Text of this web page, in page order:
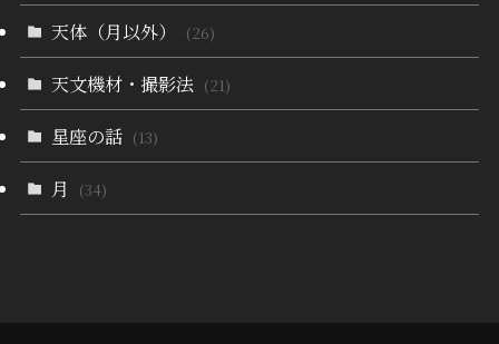
天体（月以外） (26)
天文機材・撮影法 (21)
星座の話 (13)
月 (34)